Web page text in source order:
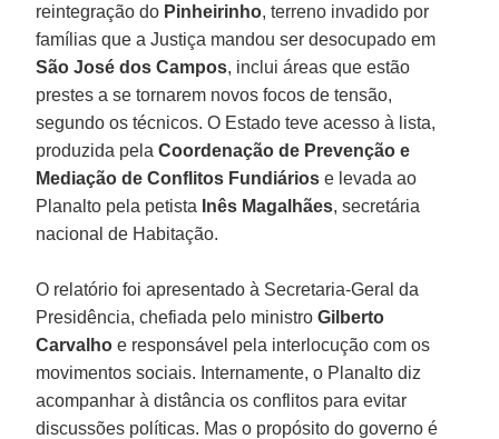
reintegração do Pinheirinho, terreno invadido por
famílias que a Justiça mandou ser desocupado em
São José dos Campos, inclui áreas que estão
prestes a se tornarem novos focos de tensão,
segundo os técnicos. O Estado teve acesso à lista,
produzida pelaCoordenação de Prevenção e
Mediação de Conflitos Fundiários e levada ao
Planalto pela petista Inês Magalhães, secretária
nacional de Habitação.
O relatório foi apresentado à Secretaria-Geral da
Presidência, chefiada pelo ministroGilberto
Carvalho e responsável pela interlocução com os
movimentos sociais. Internamente, o Planalto diz
acompanhar à distância os conflitos para evitar
discussões políticas. Mas o propósito do governo é